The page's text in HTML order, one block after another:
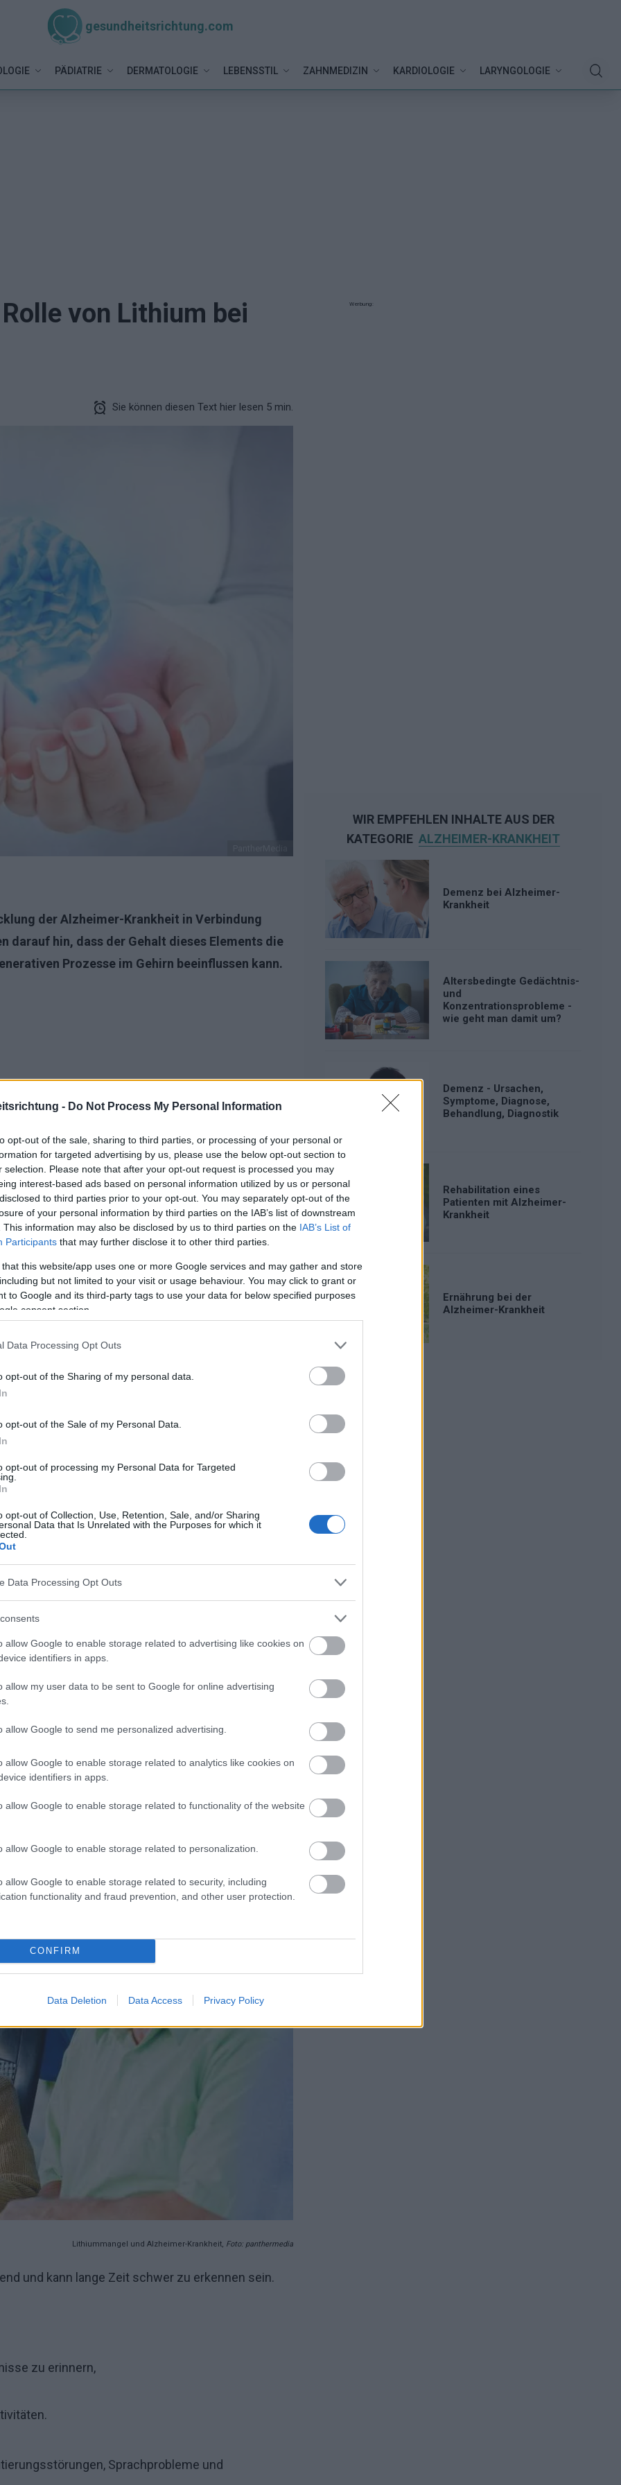
- Do Not Process My Personal Information
opt-out of the sale, sharing to third parties, or processing of your personal or
for targeted advertising by us, please use the below opt-out section to
selection. Please note that after your opt-out request is processed you may
interest-based ads based on personal information utilized by us or personal
to third parties prior to your opt-out. You may separately opt-out of the
of your personal information by third parties on the IAB’s list of downstream
This information may also be disclosed by us to third parties on the IAB’s List of
Participants that may further disclose it to other third parties.
that this website/app uses one or more Google services and may gather and store
but not limited to your visit or usage behaviour. You may click to grant or
to Google and its third-party tags to use your data for below specified purposes
consent section.
Data Processing Opt Outs
opt-out of the Sharing of my personal data.
opt-out of the Sale of my Personal Data.
opt-out of processing my Personal Data for Targeted
opt-out of Collection, Use, Retention, Sale, and/or Sharing
Data that Is Unrelated with the Purposes for which it
Data Processing Opt Outs
allow Google to enable storage related to advertising like cookies on
identifiers in apps.
allow my user data to be sent to Google for online advertising
allow Google to send me personalized advertising.
allow Google to enable storage related to analytics like cookies on
identifiers in apps.
allow Google to enable storage related to functionality of the website
allow Google to enable storage related to personalization.
allow Google to enable storage related to security, including
functionality and fraud prevention, and other user protection.
CONFIRM
Data Deletion Data Access Privacy Policy
gesundheitsrichtung.com
PÄDIATRIE DERMATOLOGIE LEBENSSTIL ZAHNMEDIZIN KARDIOLOGIE LARYNGOLOGIE
von Lithium bei
Sie können diesen Text hier lesen 5 min.
der Alzheimer-Krankheit in Verbindung
darauf hin, dass der Gehalt dieses Elements die
Prozesse im Gehirn beeinflussen kann.
Problem
Alzheimer-Krankheit?
wichtig sein?
Körper mit der Entwicklung der Alzheimer-Krankheit
über neurodegenerative
gestellt.
einen möglichen Zusammenhang zwischen der
Leistungsfähigkeitaufgezeigt. Die Ergebnisse
Konzentrationen dieses Elements mit
für die Alzheimer-Krankheit charakteristisch sind,
wachsendes Problem
der größten Gesundheitsprobleme der Medizin.
zehn Millionen Menschen davon betroffen, und
der Bevölkerung zu.
Formen der Demenz, darunter die Alzheimer-
Menschenbetreffen. Die Zahl der Patienten wird in
was direkt mit den demografischen
Lithiummangel und Alzheimer-Krankheit, Foto: panthermedia
und kann lange Zeit schwer zu erkennen sein.
zu erinnern,
Sprachprobleme und
Werbung:
WIR EMPFEHLEN INHALTE AUS DER
KATEGORIE ALZHEIMER-KRANKHEIT
Demenz bei Alzheimer-
Krankheit
Altersbedingte Gedächtnis-
und
Konzentrationsprobleme -
wie geht man damit um?
Demenz - Ursachen,
Symptome, Diagnose,
Behandlung, Diagnostik
Rehabilitation eines
Patienten mit Alzheimer-
Krankheit
Ernährung bei der
Alzheimer-Krankheit